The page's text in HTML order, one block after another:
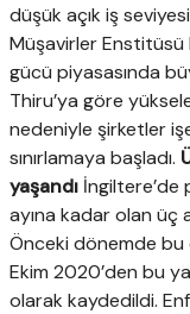
düşük açık iş
Müşavirler Enstitüsü
gücü piyasasında
Thiru’ya göre
nedeniyle şirketler işe
sınırlamaya başladı.
yaşandı İngiltere’de
ayına kadar olan üç
Önceki dönemde bu
Ekim 2020’den bu
olarak kaydedildi.